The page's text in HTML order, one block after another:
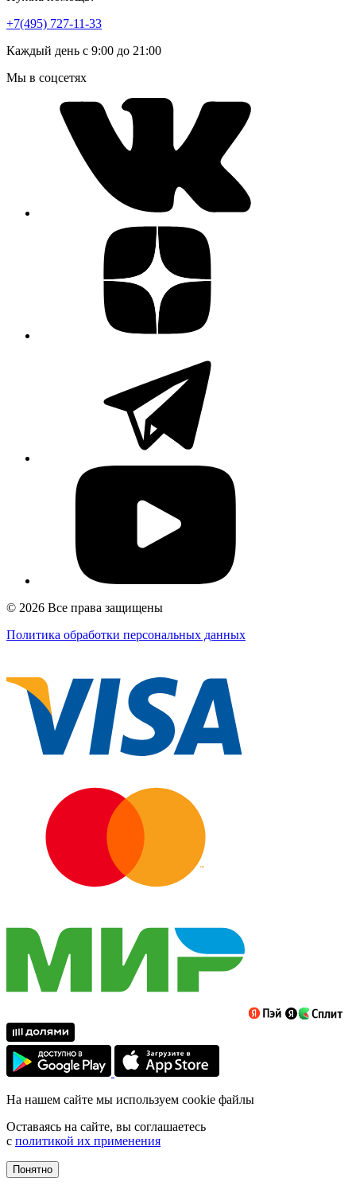
+7(495) 727-11-33
Каждый день с 9:00 до 21:00
Мы в соцсетях
© 2026 Все права защищены
Политика обработки персональных данных
На нашем сайте мы используем cookie файлы
Оставаясь на сайте, вы соглашаетесь
с политикой их применения
Понятно